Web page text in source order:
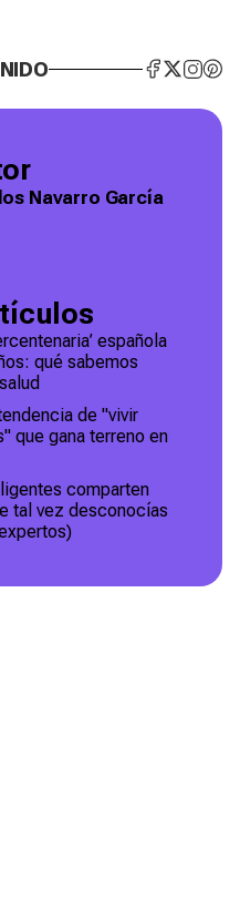
Navarro García
española
qué sabemos
de "vivir
que gana terreno en
comparten
tal vez desconocías